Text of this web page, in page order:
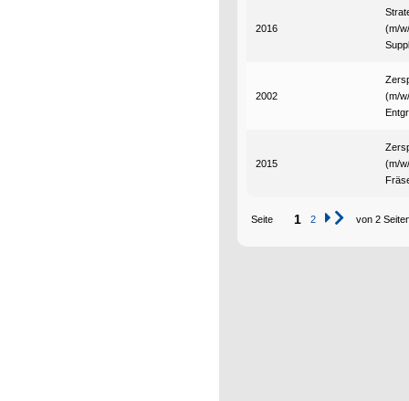
2016
(m/
2002
(m/
2015
(m/
Seite 1 2 von 2